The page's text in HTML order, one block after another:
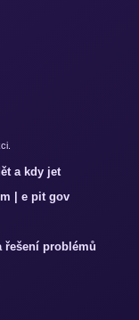
a kdy jet
| e pit gov
řešení problémů